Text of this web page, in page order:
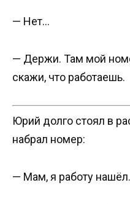
— Нет…
— Держи. Там мой
скажи, что работаешь.
Юрий долго стоял в
набрал номер:
— Мам, я работу нашёл.